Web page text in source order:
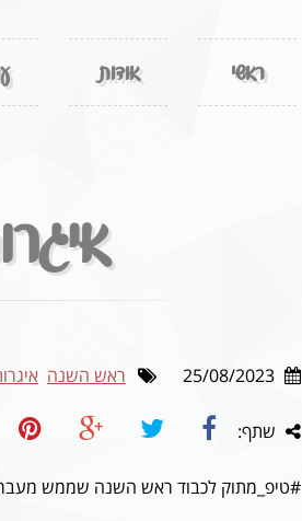
ראשי אודות
ראש השנה
שתף:
#טיפ_מתוק לכבוד ראש השנה שממש